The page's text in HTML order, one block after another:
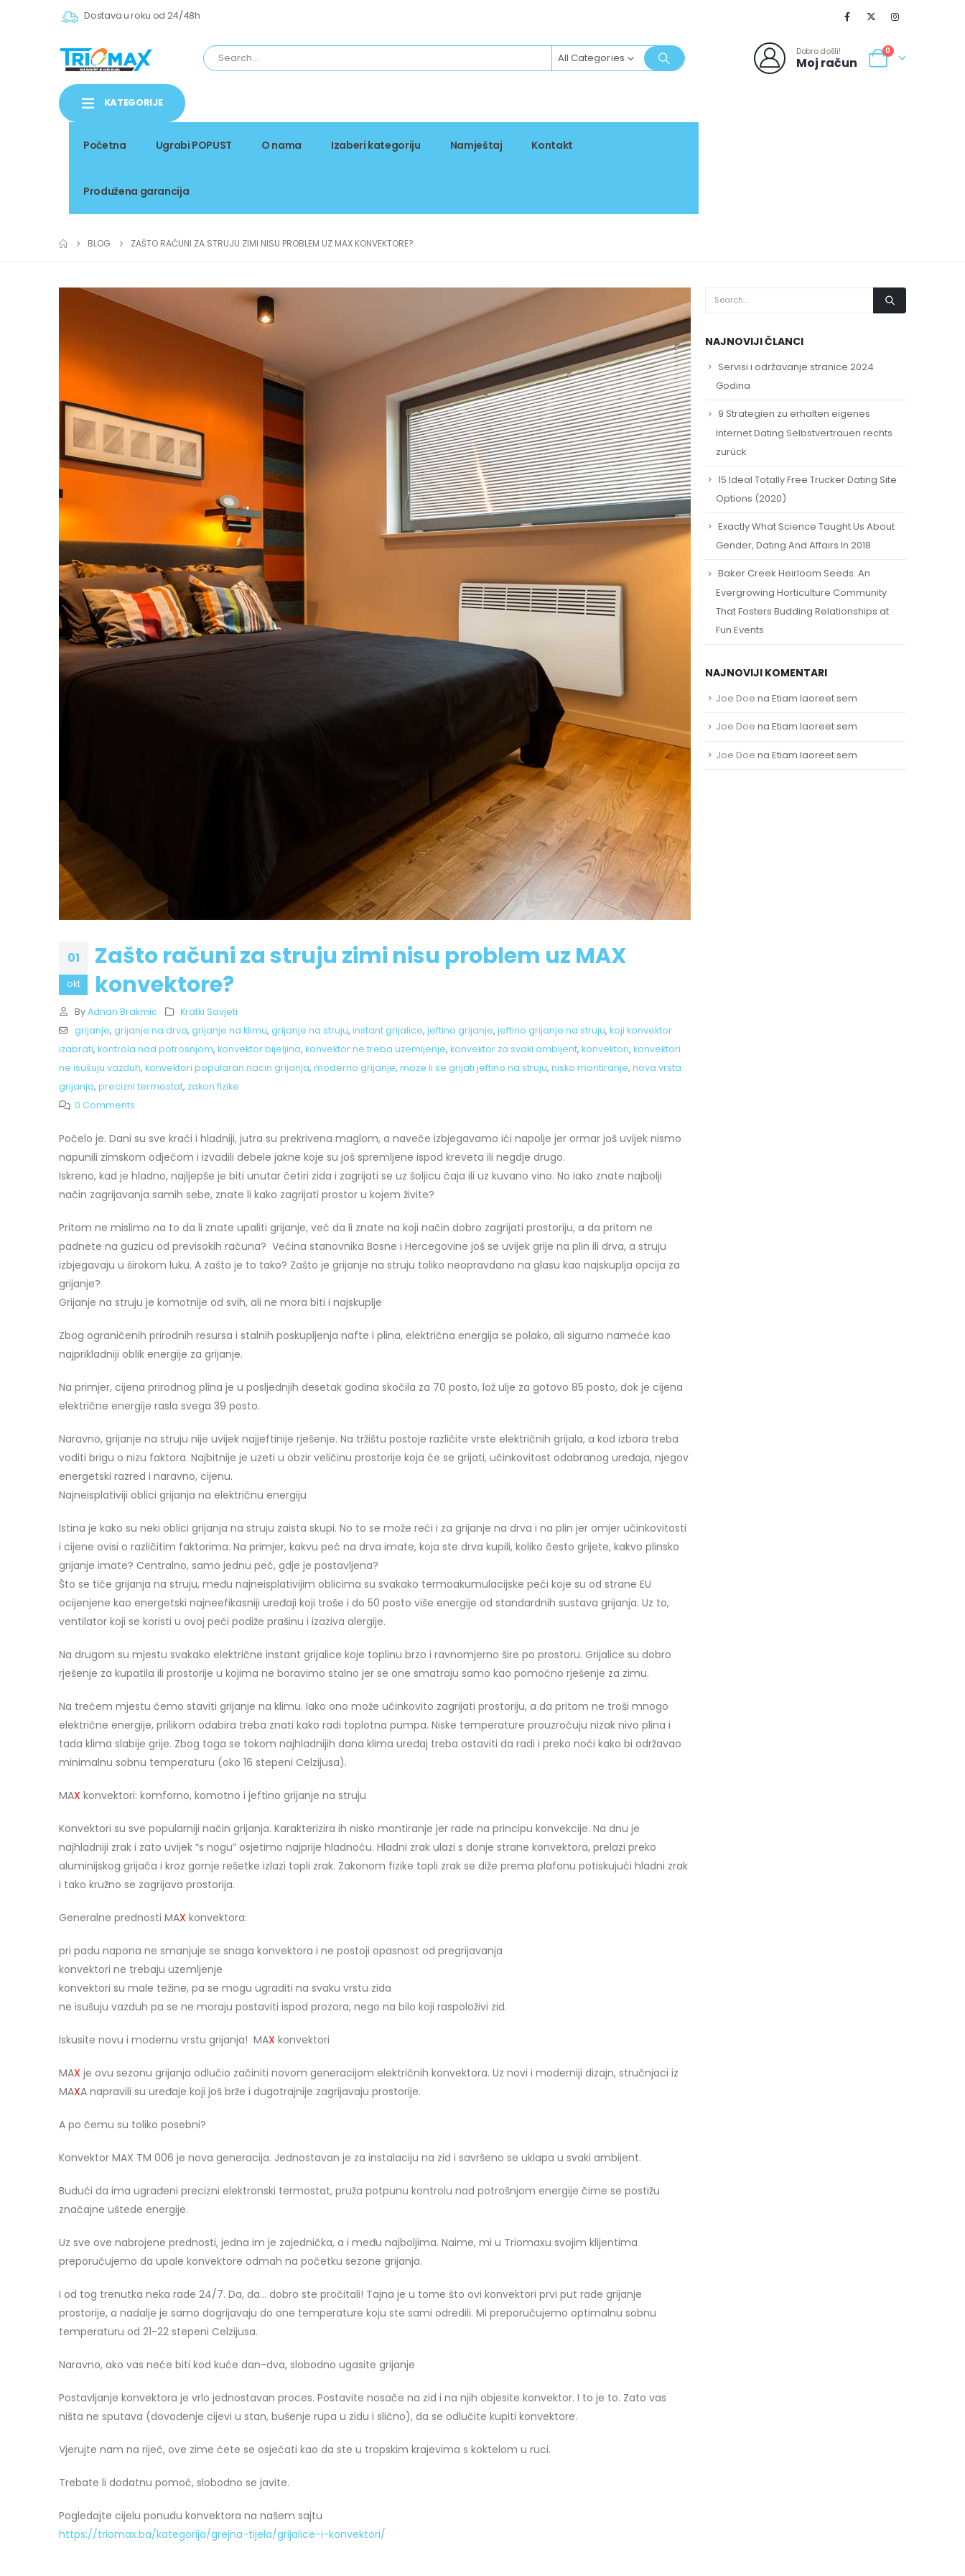
Dostava u roku od 24/48h
All Categories Dobro došli!
Moj račun
0
KATEGORIJE
Početna Ugrabi POPUST O nama Izaberi kategoriju Namještaj Kontakt
Produžena garancija
BLOG ZAŠTO RAČUNI ZA STRUJU ZIMI NISU PROBLEM UZ MAX KONVEKTORE?
01
okt
Zašto računi za struju zimi nisu problem uz MAX
konvektore?
By Adnan Brakmic
Kratki Savjeti
grijanje, grijanje na drva, grijanje na klimu, grijanje na struju, instant grijalice, jeftino grijanje, jeftino grijanje na struju, koji konvektor
izabrati, kontrola nad potrosnjom, konvektor bijeljina, konvektor ne treba uzemljenje, konvektor za svaki ambijent, konvektori, konvektori
ne isušuju vazduh, konvektori popularan nacin grijanja, moderno grijanje, moze li se grijati jeftino na struju, nisko montiranje, nova vrsta
grijanja, precizni termostat, zakon fizike
0 Comments
Počelo je. Dani su sve kraći i hladniji, jutra su prekrivena maglom, a naveče izbjegavamo ići napolje jer ormar još uvijek nismo
napunili zimskom odjećom i izvadili debele jakne koje su još spremljene ispod kreveta ili negdje drugo.
Iskreno, kad je hladno, najljepše je biti unutar četiri zida i zagrijati se uz šoljicu čaja ili uz kuvano vino. No iako znate najbolji
način zagrijavanja samih sebe, znate li kako zagrijati prostor u kojem živite?
Pritom ne mislimo na to da li znate upaliti grijanje, već da li znate na koji način dobro zagrijati prostoriju, a da pritom ne
padnete na guzicu od previsokih računa? Većina stanovnika Bosne i Hercegovine još se uvijek grije na plin ili drva, a struju
izbjegavaju u širokom luku. A zašto je to tako? Zašto je grijanje na struju toliko neopravdano na glasu kao najskuplja opcija za
grijanje?
Grijanje na struju je komotnije od svih, ali ne mora biti i najskuplje
Zbog ograničenih prirodnih resursa i stalnih poskupljenja nafte i plina, električna energija se polako, ali sigurno nameće kao
najprikladniji oblik energije za grijanje.
Na primjer, cijena prirodnog plina je u posljednjih desetak godina skočila za 70 posto, lož ulje za gotovo 85 posto, dok je cijena
električne energije rasla svega 39 posto.
Naravno, grijanje na struju nije uvijek najjeftinije rješenje. Na tržištu postoje različite vrste električnih grijala, a kod izbora treba
voditi brigu o nizu faktora. Najbitnije je uzeti u obzir veličinu prostorije koja će se grijati, učinkovitost odabranog uređaja, njegov
energetski razred i naravno, cijenu.
Najneisplativiji oblici grijanja na električnu energiju
Istina je kako su neki oblici grijanja na struju zaista skupi. No to se može reći i za grijanje na drva i na plin jer omjer učinkovitosti
i cijene ovisi o različitim faktorima. Na primjer, kakvu peć na drva imate, koja ste drva kupili, koliko često grijete, kakvo plinsko
grijanje imate? Centralno, samo jednu peć, gdje je postavljena?
Što se tiče grijanja na struju, među najneisplativijim oblicima su svakako termoakumulacijske peći koje su od strane EU
ocijenjene kao energetski najneefikasniji uređaji koji troše i do 50 posto više energije od standardnih sustava grijanja. Uz to,
ventilator koji se koristi u ovoj peći podiže prašinu i izaziva alergije.
Na drugom su mjestu svakako električne instant grijalice koje toplinu brzo i ravnomjerno šire po prostoru. Grijalice su dobro
rješenje za kupatila ili prostorije u kojima ne boravimo stalno jer se one smatraju samo kao pomoćno rješenje za zimu.
Na trećem mjestu ćemo staviti grijanje na klimu. Iako ono može učinkovito zagrijati prostoriju, a da pritom ne troši mnogo
električne energije, prilikom odabira treba znati kako radi toplotna pumpa. Niske temperature prouzročuju nizak nivo plina i
tada klima slabije grije. Zbog toga se tokom najhladnijih dana klima uređaj treba ostaviti da radi i preko noći kako bi održavao
minimalnu sobnu temperaturu (oko 16 stepeni Celzijusa).
MAX konvektori: komforno, komotno i jeftino grijanje na struju
Konvektori su sve popularniji način grijanja. Karakterizira ih nisko montiranje jer rade na principu konvekcije. Na dnu je
najhladniji zrak i zato uvijek “s nogu” osjetimo najprije hladnoću. Hladni zrak ulazi s donje strane konvektora, prelazi preko
aluminijskog grijača i kroz gornje rešetke izlazi topli zrak. Zakonom fizike topli zrak se diže prema plafonu potiskujući hladni zrak
i tako kružno se zagrijava prostorija.
Generalne prednosti MAX konvektora:
pri padu napona ne smanjuje se snaga konvektora i ne postoji opasnost od pregrijavanja
konvektori ne trebaju uzemljenje
konvektori su male težine, pa se mogu ugraditi na svaku vrstu zida
ne isušuju vazduh pa se ne moraju postaviti ispod prozora, nego na bilo koji raspoloživi zid.
Iskusite novu i modernu vrstu grijanja! MAX konvektori
MAX je ovu sezonu grijanja odlučio začiniti novom generacijom električnih konvektora. Uz novi i moderniji dizajn, stručnjaci iz
MAXA napravili su uređaje koji još brže i dugotrajnije zagrijavaju prostorije.
A po čemu su toliko posebni?
Konvektor MAX TM 006 je nova generacija. Jednostavan je za instalaciju na zid i savršeno se uklapa u svaki ambijent.
Budući da ima ugrađeni precizni elektronski termostat, pruža potpunu kontrolu nad potrošnjom energije čime se postižu
značajne uštede energije.
Uz sve ove nabrojene prednosti, jedna im je zajednička, a i među najboljima. Naime, mi u Triomaxu svojim klijentima
preporučujemo da upale konvektore odmah na početku sezone grijanja.
I od tog trenutka neka rade 24/7. Da, da… dobro ste pročitali! Tajna je u tome što ovi konvektori prvi put rade grijanje
prostorije, a nadalje je samo dogrijavaju do one temperature koju ste sami odredili. Mi preporučujemo optimalnu sobnu
temperaturu od 21-22 stepeni Celzijusa.
Naravno, ako vas neće biti kod kuće dan-dva, slobodno ugasite grijanje
Postavljanje konvektora je vrlo jednostavan proces. Postavite nosače na zid i na njih objesite konvektor. I to je to. Zato vas
ništa ne sputava (dovođenje cijevi u stan, bušenje rupa u zidu i slično), da se odlučite kupiti konvektore.
Vjerujte nam na riječ, ove zime ćete se osjećati kao da ste u tropskim krajevima s koktelom u ruci.
Trebate li dodatnu pomoć, slobodno se javite.
Pogledajte cijelu ponudu konvektora na našem sajtu
https://triomax.ba/kategorija/grejna-tijela/grijalice-i-konvektori/
NAJNOVIJI ČLANCI
Servisi i održavanje stranice 2024
Godina
9 Strategien zu erhalten eigenes
Internet Dating Selbstvertrauen rechts
zurück
15 Ideal Totally Free Trucker Dating Site
Options (2020)
Exactly What Science Taught Us About
Gender, Dating And Affairs In 2018
Baker Creek Heirloom Seeds: An
Evergrowing Horticulture Community
That Fosters Budding Relationships at
Fun Events
NAJNOVIJI KOMENTARI
Joe Doe na Etiam laoreet sem
Joe Doe na Etiam laoreet sem
Joe Doe na Etiam laoreet sem